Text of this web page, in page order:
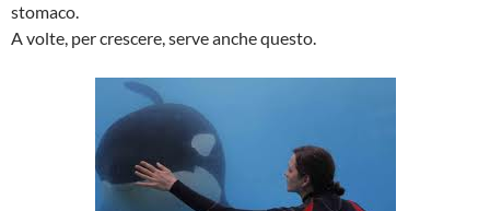
stomaco.
A volte, per crescere, serve anche questo.